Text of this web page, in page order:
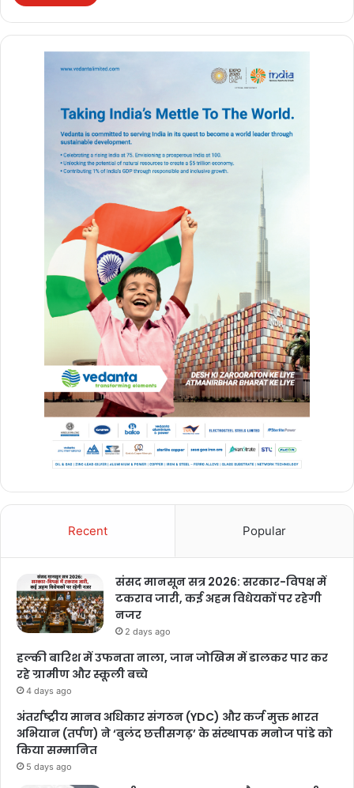
Recent Popular
संसद मानसून सत्र 2026: सरकार-विपक्ष में
टकराव जारी, कई अहम विधेयकों पर रहेगी
नजर
2 days ago
हल्की बारिश में उफनता नाला, जान जोखिम में डालकर पार कर
रहे ग्रामीण और स्कूली बच्चे
4 days ago
अंतर्राष्ट्रीय मानव अधिकार संगठन (YDC) और कर्ज मुक्त भारत
अभियान (तर्पण) ने ‘बुलंद छत्तीसगढ़’ के संस्थापक मनोज पांडे को
किया सम्मानित
5 days ago